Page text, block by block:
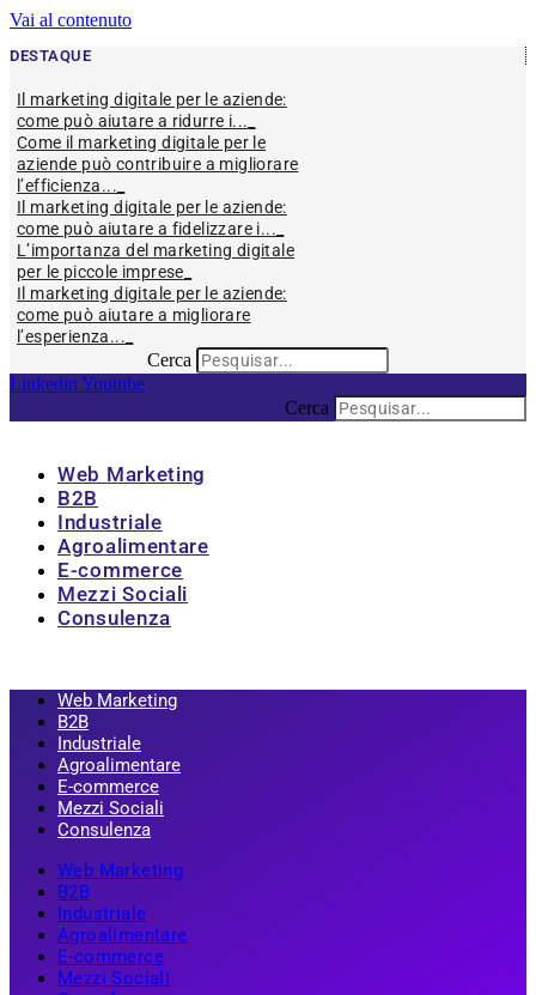
Vai al contenuto
DESTAQUE
Il marketing digitale per le aziende:
come può aiutare a ridurre i...
Come il marketing digitale per le
aziende può contribuire a migliorare
l’efficienza...
Il marketing digitale per le aziende:
come può aiutare a fidelizzare i...
L’importanza del marketing digitale
per le piccole imprese
Il marketing digitale per le aziende:
come può aiutare a migliorare
l’esperienza...
Cerca
Linkedin Youtube
Cerca
Web Marketing
B2B
Industriale
Agroalimentare
E-commerce
Mezzi Sociali
Consulenza
Web Marketing
B2B
Industriale
Agroalimentare
E-commerce
Mezzi Sociali
Consulenza
Web Marketing
B2B
Industriale
Agroalimentare
E-commerce
Mezzi Sociali